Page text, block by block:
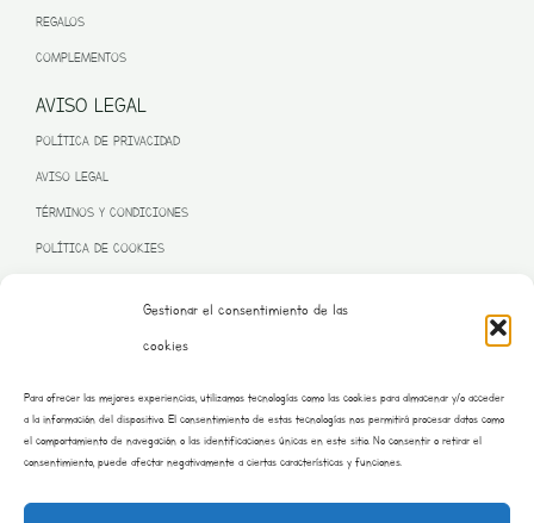
Gestionar el consentimiento de las
cookies
Para ofrecer las mejores experiencias, utilizamos tecnologías como las cookies para almacenar y/o acceder
a la información del dispositivo. El consentimiento de estas tecnologías nos permitirá procesar datos como
el comportamiento de navegación o las identificaciones únicas en este sitio. No consentir o retirar el
consentimiento, puede afectar negativamente a ciertas características y funciones.
REGALOS
COMPLEMENTOS
AVISO LEGAL
POLÍTICA DE PRIVACIDAD
AVISO LEGAL
TÉRMINOS Y CONDICIONES
POLÍTICA DE COOKIES
– NEXT GENERATION EU